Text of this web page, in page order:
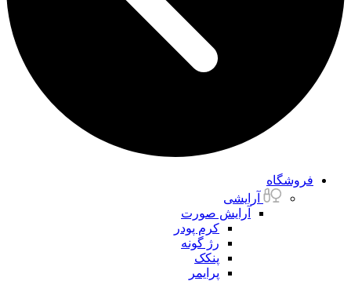
فروشگاه
آرایشی
آرایش صورت
کرم پودر
رژ گونه
پنکک
پرایمر